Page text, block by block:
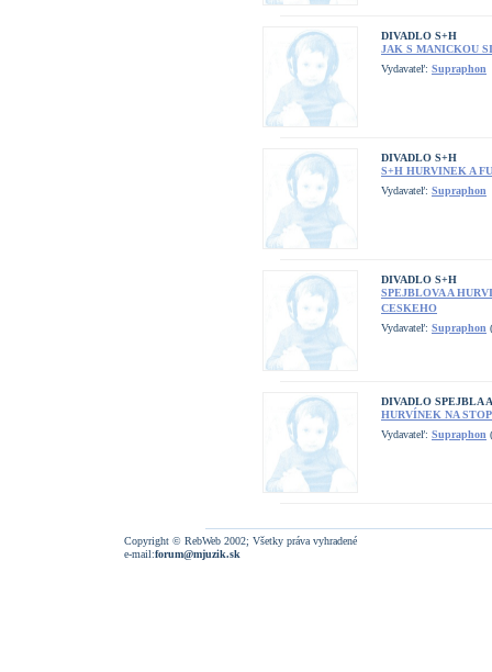
DIVADLO S+H
JAK S MANICKOU
Vydavateľ: Supraphon
DIVADLO S+H
S+H HURVINEK A
Vydavateľ: Supraphon
DIVADLO S+H
SPEJBLOVA A
CESKEHO
Vydavateľ: Supraphon
DIVADLO SPEJBLA
HURVÍNEK NA
Vydavateľ: Supraphon
Copyright © RebWeb 2002; Všetky práva vyhradené
e-mail:forum@mjuzik.sk